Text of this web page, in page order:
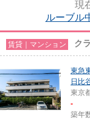
現
ルーブル
賃貸｜マンション ク
東急
日比
東京
-
築年